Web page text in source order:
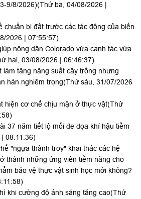
9/8/2026)(Thứ ba, 04/08/2026 |
chuẩn bị đất trước các tác động của biến
2026 | 07:55:57)
nông dân Colorado vừa canh tác vừa
hai, 03/08/2026 | 06:46:37)
tăng năng suất cây trồng nhưng
hán nghiêm trọng(Thứ sáu, 31/07/2026
hiện cơ chế chịu mặn ở thực vật(Thứ
37 năm tiết lộ mối đe dọa khí hậu tiềm
08:11:36)
"ngựa thành troy" khai thác các hệ
thành những ứng viên tiềm năng cho
bảo vệ thực vật sinh học mới không?
khi cường độ ánh sáng tăng cao(Thứ